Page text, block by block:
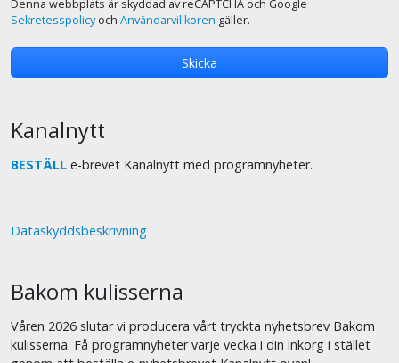
Denna webbplats är skyddad av reCAPTCHA och Google
Sekretesspolicyoch Användarvillkoren gäller.
Kanalnytt
BESTÄLL e-brevet Kanalnytt med programnyheter.
Dataskyddsbeskrivning
Bakom kulisserna
Våren 2026 slutar vi producera vårt tryckta nyhetsbrev Bakom
kulisserna. Få programnyheter varje vecka i din inkorg i stället